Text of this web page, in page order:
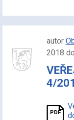
autor
2018
4/